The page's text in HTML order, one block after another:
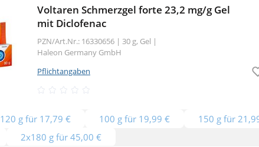
Voltaren Schmerzgel forte 23,2 mg/g Gel
mit Diclofenac
PZN/Art.Nr.: 16330656 | 30 g, Gel |
Haleon Germany GmbH
Pflichtangaben
120 g für 17,79 € 100 g für 19,99 € 150 g für
2x180 g für 45,00 €